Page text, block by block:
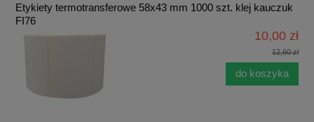
Etykiety termotransferowe 58x43 mm 1000 szt. klej kauczuk
FI76
10,00 zł
12,60 zł
do koszyka